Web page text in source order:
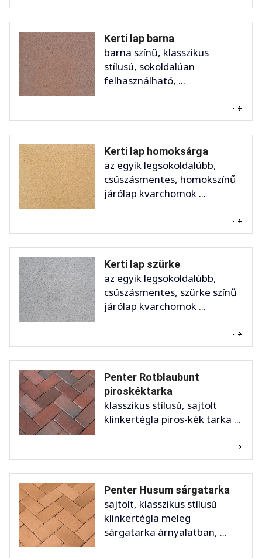
Kerti lap barna
barna színű, klasszikus
stílusú, sokoldalúan
felhasználható, ...
Kerti lap homoksárga
az egyik legsokoldalúbb,
csúszásmentes, homokszínű
járólap kvarchomok ...
Kerti lap szürke
az egyik legsokoldalúbb,
csúszásmentes, szürke színű
járólap kvarchomok ...
Penter Rotblaubunt
piroskéktarka
klasszikus stílusú, sajtolt
klinkertégla piros-kék tarka ...
Penter Husum sárgatarka
sajtolt, klasszikus stílusú
klinkertégla meleg
sárgatarka árnyalatban, ...